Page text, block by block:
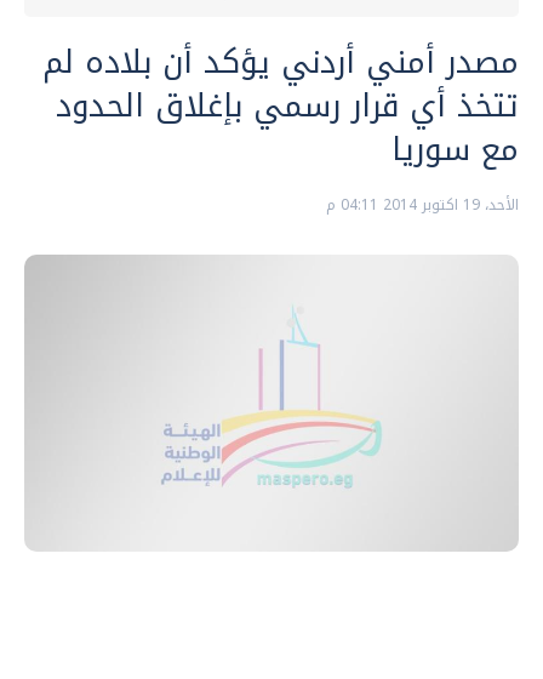
مصدر أمني أردني يؤكد أن بلاده لم
تتخذ أي قرار رسمي بإغلاق الحدود
مع سوريا
الأحد، 19 اكتوبر 2014 04:11 م